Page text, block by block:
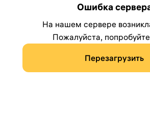
Ошибка
На нашем сервере
Пожалуйста,
Перезагрузить